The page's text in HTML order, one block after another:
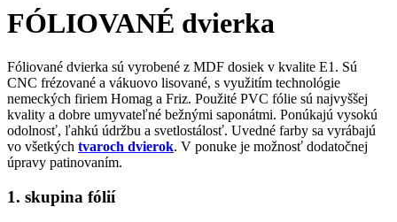
FÓLIOVANÉ dvierka
Fóliované dvierka sú vyrobené z MDF dosiek v kvalite E1. Sú
CNC frézované a vákuovo lisované, s využitím technológie
nemeckých firiem Homag a Friz. Použité PVC fólie sú najvyššej
kvality a dobre umyvateľné bežnými saponátmi. Ponúkajú vysokú
odolnosť, ľahkú údržbu a svetlostálosť. Uvedné farby sa vyrábajú
vo všetkých tvaroch dvierok. V ponuke je možnosť dodatočnej
úpravy patinovaním.
1. skupina fólií